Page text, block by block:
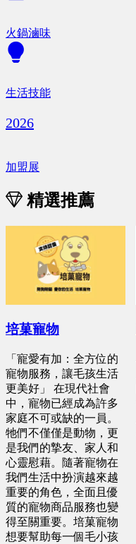
火鍋滷味
生活技能
2026
加盟展
精選推薦
培菓寵物
「寵愛有加：全方位的
寵物服務，讓毛孩生活
更美好」 在現代社會
中，寵物已經成為許多
家庭不可或缺的一員。
牠們不僅僅是動物，更
是我們的摯友、家人和
心靈慰藉。隨著寵物在
我們生活中扮演越來越
重要的角色，全面且優
質的寵物商品服務也變
得至關重要。培菓寵物
想要幫助每一個毛小孩